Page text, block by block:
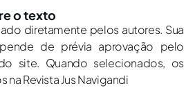
o texto
diretamente pelos autores. Sua
de prévia aprovação pelo
site. Quando selecionados, os
Revista Jus Navigandi